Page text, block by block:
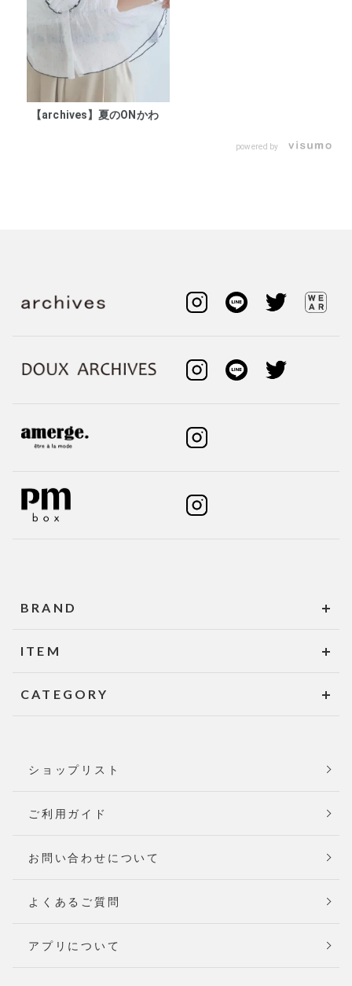
【archives】夏のONかわ
powered by
BRAND
ITEM
CATEGORY
ショップリスト
ご利用ガイド
お問い合わせについて
よくあるご質問
アプリについて